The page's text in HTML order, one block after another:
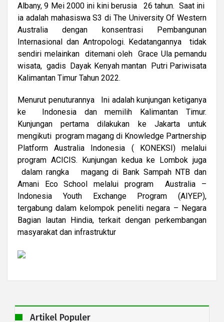
Albany, 9 Mei 2000 ini kini berusia 26 tahun. Saat ini
ia adalah mahasiswa S3 di The University Of Western
Australia dengan konsentrasi Pembangunan
Internasional dan Antropologi. Kedatangannya tidak
sendiri melainkan ditemani oleh Grace Ula pemandu
wisata, gadis Dayak Kenyah mantan Putri Pariwisata
Kalimantan Timur Tahun 2022.
Menurut penuturannya Ini adalah kunjungan ketiganya
ke Indonesia dan memilih Kalimantan Timur.
Kunjungan pertama dilakukan ke Jakarta untuk
mengikuti program magang di Knowledge Partnership
Platform Australia Indonesia ( KONEKSI) melalui
program ACICIS. Kunjungan kedua ke Lombok juga
dalam rangka magang di Bank Sampah NTB dan
Amani Eco School melalui program Australia –
Indonesia Youth Exchange Program (AIYEP),
tergabung dalam kelompok peneliti negara – Negara
Bagian lautan Hindia, terkait dengan perkembangan
masyarakat dan infrastruktur
Artikel Populer